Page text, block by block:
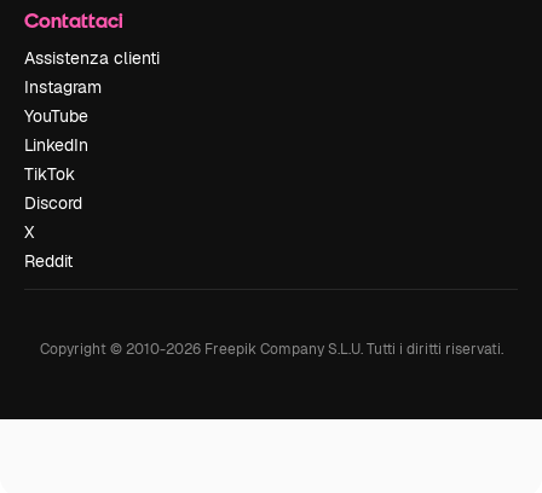
Contattaci
Assistenza clienti
Instagram
YouTube
LinkedIn
TikTok
Discord
X
Reddit
Copyright © 2010-2026Freepik Company S.L.U. Tutti i diritti riservati.